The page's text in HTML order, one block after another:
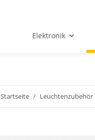
Elektronik
Startseite Leuchtenzubehör